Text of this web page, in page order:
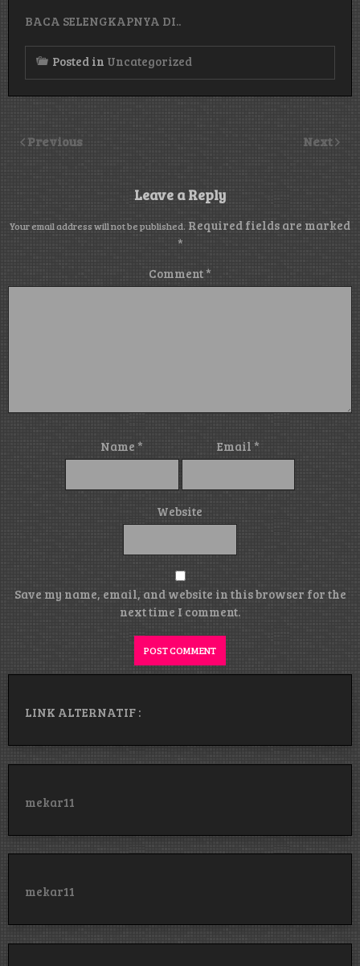
BACA SELENGKAPNYA DI..
Posted in Uncategorized
Previous Next
Leave a Reply
Your email address will not be published. Required fields are marked
*
Comment *
Name* Email *
Website
Save my name, email, and website in this browser for the
next time I comment.
LINK ALTERNATIF :
mekar11
mekar11